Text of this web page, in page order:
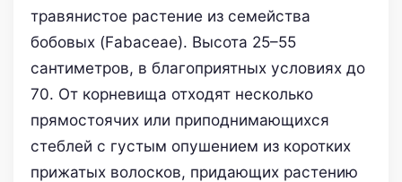
травянистое растение из семейства
бобовых (Fabaceae). Высота 25–55
сантиметров, в благоприятных условиях до
70. От корневища отходят несколько
прямостоячих или приподнимающихся
стеблей с густым опушением из коротких
прижатых волосков, придающих растению